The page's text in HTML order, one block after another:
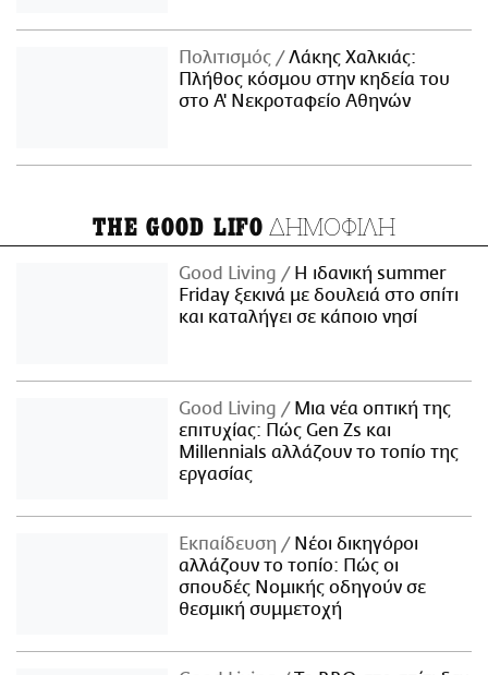
Πολιτισμός
Λάκης Χαλκιάς:
Πλήθος κόσμου στην κηδεία του
στο Α' Νεκροταφείο Αθηνών
THE GOOD LIFO ΔΗΜΟΦΙΛΗ
Good Living
Η ιδανική summer
Friday ξεκινά με δουλειά στο σπίτι
και καταλήγει σε κάποιο νησί
Good Living
Μια νέα οπτική της
επιτυχίας: Πώς Gen Zs και
Millennials αλλάζουν το τοπίο της
εργασίας
Εκπαίδευση
Νέοι δικηγόροι
αλλάζουν το τοπίο: Πώς οι
σπουδές Νομικής οδηγούν σε
θεσμική συμμετοχή